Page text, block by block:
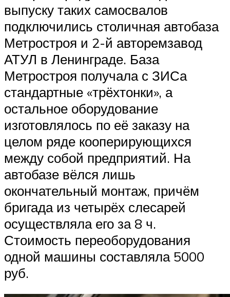
выпуску таких самосвалов
подключились столичная автобаза
Метростроя и 2-й авторемзавод
АТУЛ в Ленинграде. База
Метростроя получала с ЗИСа
стандартные «трёхтонки», а
остальное оборудование
изготовлялось по её заказу на
целом ряде кооперирующихся
между собой предприятий. На
автобазе вёлся лишь
окончательный монтаж, причём
бригада из четырёх слесарей
осуществляла его за 8 ч.
Стоимость переоборудования
одной машины составляла 5000
руб.